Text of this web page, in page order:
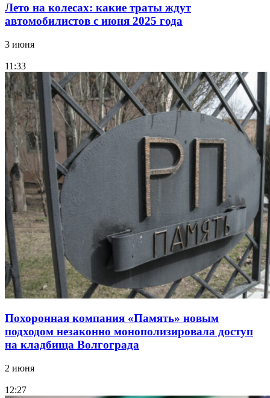
Лето на колесах: какие траты ждут
автомобилистов с июня 2025 года
3 июня
11:33
Похоронная компания «Память» новым
подходом незаконно монополизировала доступ
на кладбища Волгограда
2 июня
12:27